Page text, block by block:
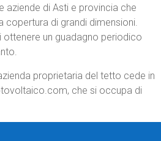
aziende di Asti e provincia che
copertura di grandi dimensioni.
ottenere un guadagno periodico
proprietaria del tetto cede in
che si occupa di